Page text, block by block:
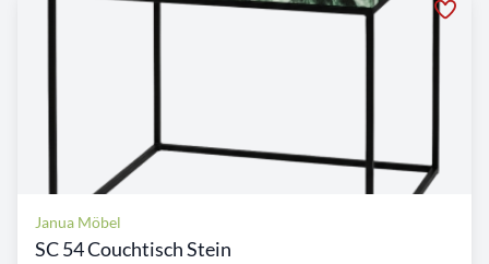
Janua Möbel
SC 54 Couchtisch Stein